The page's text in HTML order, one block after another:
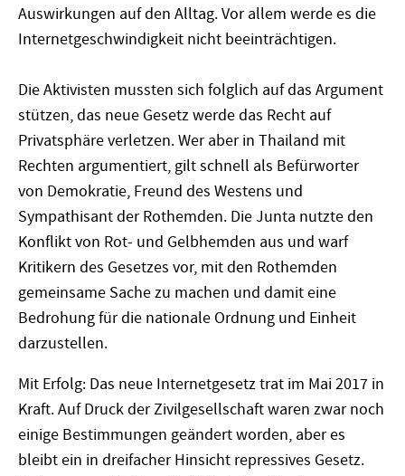
Auswirkungen auf den Alltag. Vor allem werde es die
Internetgeschwindigkeit nicht beeinträchtigen.
Die Aktivisten mussten sich folglich auf das Argument
stützen, das neue Gesetz werde das Recht auf
Privatsphäre verletzen. Wer aber in Thailand mit
Rechten argumentiert, gilt schnell als Befürworter
von Demokratie, Freund des Westens und
Sympathisant der Rothemden. Die Junta nutzte den
Konflikt von Rot- und Gelbhemden aus und warf
Kritikern des Gesetzes vor, mit den Rothemden
gemeinsame Sache zu machen und damit eine
Bedrohung für die nationale Ordnung und Einheit
darzustellen.
Mit Erfolg: Das neue Internetgesetz trat im Mai 2017 in
Kraft. Auf Druck der Zivilgesellschaft waren zwar noch
einige Bestimmungen geändert worden, aber es
bleibt ein in dreifacher Hinsicht repressives Gesetz.